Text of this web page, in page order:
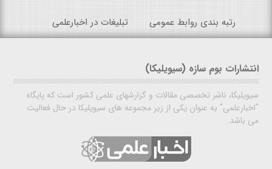
رتبه بندی روابط عمومی تبلیغات در اخبارعلمی
انتشارات بوم سازه (سیویلیکا)
سیویلیکا، ناشر تخصصی مقالات و گزارشهای علمی کشور است که پایگاه
"اخبارعلمی" به عنوان یکی از زیر مجموعه های سیویلیکا در حال فعالیت
می باشد.